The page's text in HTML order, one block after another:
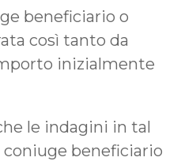
beneficiario o
così tanto da
inizialmente
le indagini in tal
coniuge beneficiario